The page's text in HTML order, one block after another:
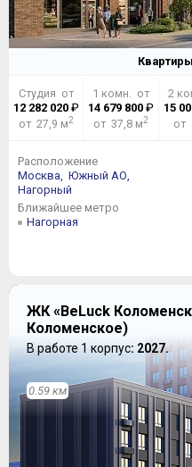
Студия от
12 282 020₽
от 27,9 м2
1 комн. от
14 679 800 ₽
от 37,8 м2
2
15
от
Расположение
Москва,
Южный АО,
Нагорный
Ближайшее метро
Нагорная
ЖК «BeLuck
Коломенское)
В работе 1 корпус: 2027.
0.59 км